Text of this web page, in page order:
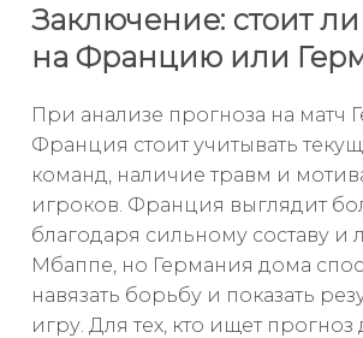
Заключение: стоит ли
на Францию или
При анализе прогноза на матч
Франция стоит учитывать
команд, наличие травм и
игроков. Франция выглядит
благодаря сильному составу и
Мбаппе, но Германия дома
навязать борьбу и показать
игру. Для тех, кто ищет прогноз